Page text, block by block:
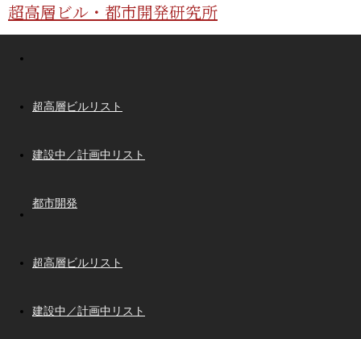
超高層ビル・都市開発研究所
超高層ビルリスト
建設中／計画中リスト
都市開発
超高層ビルリスト
建設中／計画中リスト